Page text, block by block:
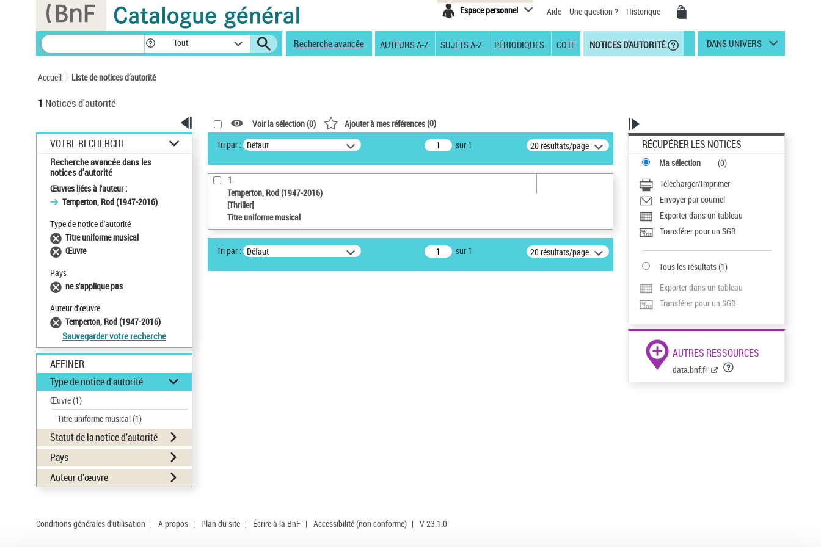
Espace personnel Aide Une question ? Historique
Tout Recherche avancée AUTEURS A-Z SUJETS A-Z PÉRIODIQUES COTE NOTICES D'AUTORITÉ DANS UNIVERS
Accueil Liste de notices d’autorité
1 Notices d'autorité
VOTRE RECHERCHE
Recherche avancée dans les
notices d’autorité
Œuvres liées à l'auteur :
Temperton, Rod (1947-2016)
Type de notice d'autorité
Titre uniforme musical
Œuvre
Pays
ne s'applique pas
Auteur d’œuvre
Temperton, Rod (1947-2016)
Sauvegarder votre recherche
AFFINER
Type de notice d'autorité
Œuvre(1)
Titre uniforme musical(1)
Statut de la notice d’autorité
Pays
Auteur d’œuvre
Voir la sélection (0) Ajouter à mes références(0)
Tri par : Défaut sur 1 20 résultats/page
1
Temperton, Rod (1947-2016)
[Thriller]
Titre uniforme musical
Tri par : Défaut sur 1 20 résultats/page
RÉCUPÉRER LES NOTICES
Ma sélection (0)
Télécharger/Imprimer
Envoyer par courriel
Exporter dans un tableau
Transférer pour un SGB
Tous les résultats(1)
Exporter dans un tableau
Transférer pour un SGB
AUTRES RESSOURCES
data.bnf.fr
Conditions générales d'utilisation | A propos | Plan du site | Écrire à la BnF | Accessibilité (non conforme) | V 23.1.0
Panneau de gestion des cookies